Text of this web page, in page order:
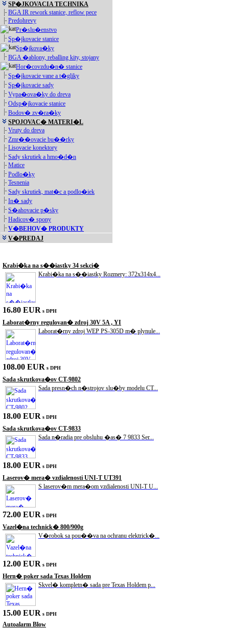
SP�JKOVACIA TECHNIKA
BGA IR rework stanice, reflow pece
Predohrevy
Pr�slu�enstvo
Sp�jkovacie stanice
Sp�jkova�ky
BGA �ablony, reballing kity, stojany
Hor�covzdu�n� stanice
Sp�jkovacie vane a t�gliky
Sp�jkovacie sady
Vypa�ova�ky do dreva
Odsp�jkovacie stanice
Bodov� zv�ra�ky
SPOJOVAC� MATERI�L
Vruty do dreva
Zmr��ovacie bu��rky
Lisovacie konektory
Sady skrutiek a hmo�d�n
Matice
Podlo�ky
Tesnenia
Sady skrutiek, mat�c a podlo�iek
In� sady
S�ahovacie p�sky
Hadicov� spony
V�BEHOV� PRODUKTY
V�PREDAJ
Krabi�ka na s��iastky 34 sekci�
Krabi�ka na s��iastky Rozmery: 372x314x4...
16.80 EUR s DPH
Laborat�rny regulovan� zdroj 30V 5A , YI
Laborat�rny zdroj WEP PS-305D m� plynule...
108.00 EUR s DPH
Sada skrutkova�ov CT-9802
Sada presn�ch n�strojov slu�by modelu CT...
18.00 EUR s DPH
Sada skrutkova�ov CT-9833
Sada n�radia pre obsluhu �as� 7 9833 Ser...
18.00 EUR s DPH
Laserov� mera� vzdialenosti UNI-T UT391
S laserov�m mera�om vzdialenosti UNI-T U...
72.00 EUR s DPH
Vazel�na technick� 800/900g
V�robok sa pou��va na ochranu elektrick�...
12.00 EUR s DPH
Hern� poker sada Texas Holdem
Skvel� kompletn� sada pre Texas Holdem p...
15.00 EUR s DPH
Autoalarm Blow